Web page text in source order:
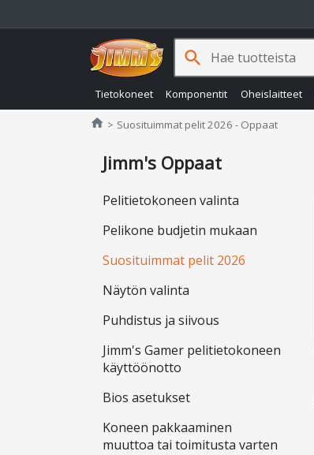
Tietokoneet Komponentit Oheislaitteet
search
home Jimms.fi
Suosituimmat pelit 2026 - Oppaat
Jimm's Oppaat
Pelitietokoneen valinta
Pelikone budjetin mukaan
Suosituimmat pelit 2026
Näytön valinta
Puhdistus ja siivous
Jimm's Gamer pelitietokoneen
käyttöönotto
Bios asetukset
Koneen pakkaaminen
muuttoa tai toimitusta varten